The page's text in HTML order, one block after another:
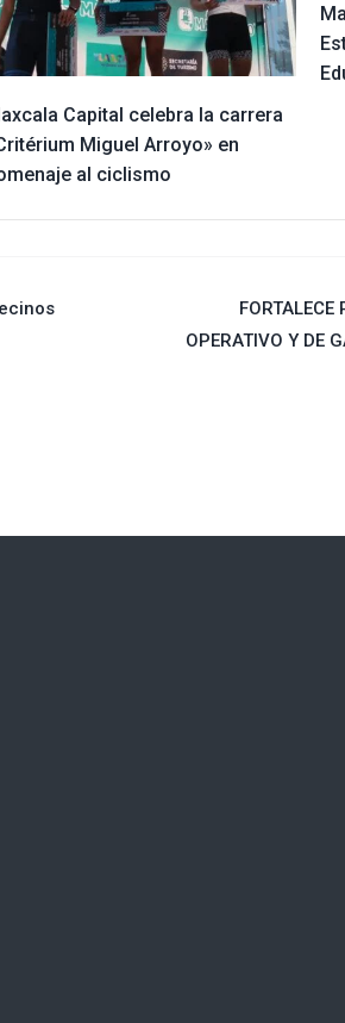
Capital celebra la carrera
Miguel Arroyo» en
al ciclismo
FORTALECE
OPERATIVO Y DE